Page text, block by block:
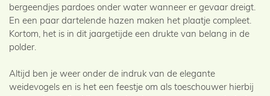
bergeendjes pardoes onder water wanneer er gevaar dreigt.
En een paar dartelende hazen maken het plaatje compleet.
Kortom, het is in dit jaargetijde een drukte van belang in de
polder.
Altijd ben je weer onder de indruk van de elegante
weidevogels en is het een feestje om als toeschouwer hierbij